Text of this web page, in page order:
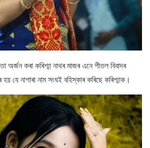
কৰা কৰিশ্মা নাথৰ মাজৰ এনে শীতল বিবাদৰ
যে নাগাৰা নাম সংঘই বহিস্কাৰ কৰিছে কৰিশ্মাক।